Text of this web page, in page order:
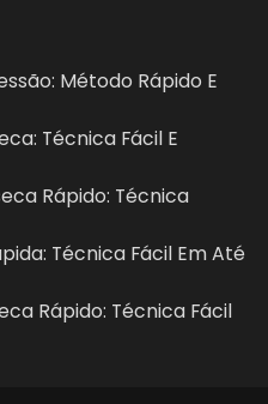
Método Rápido E
Técnica Fácil E
Rápido: Técnica
Técnica Fácil Em Até
Rápido: Técnica Fácil